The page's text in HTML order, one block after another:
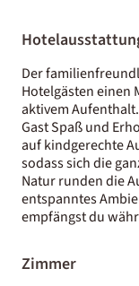
Der
Hotelgästen einen
aktivem
Gast Spaß und
auf kindgerechte
sodass sich die
Natur runden die
entspanntes
empfängst du
Zimmer